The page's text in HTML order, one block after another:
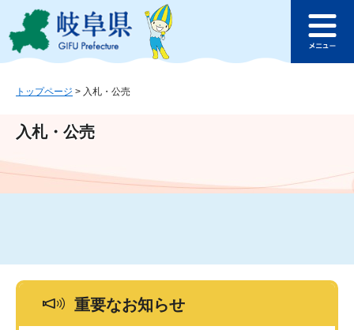
ジ
ュ
文
このページの本文へ
ュ
トップページ > 入札・公売
入札・公売
重要なお知らせ